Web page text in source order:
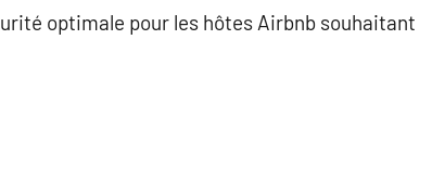
optimale pour les hôtes Airbnb souhaitant